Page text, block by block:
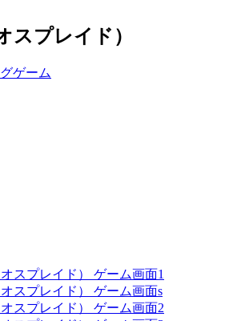
スプレイド）
ゲーム